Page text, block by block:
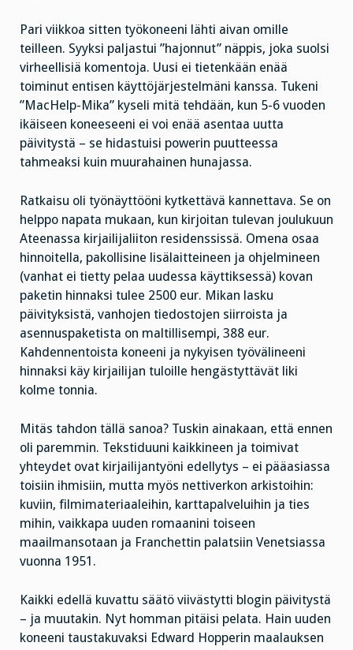
Pari viikkoa sitten työkoneeni lähti aivan omille
teilleen. Syyksi paljastui ”hajonnut” näppis, joka suolsi
virheellisiä komentoja. Uusi ei tietenkään enää
toiminut entisen käyttöjärjestelmäni kanssa. Tukeni
”MacHelp-Mika” kyseli mitä tehdään, kun 5-6 vuoden
ikäiseen koneeseeni ei voi enää asentaa uutta
päivitystä – se hidastuisi powerin puutteessa
tahmeaksi kuin muurahainen hunajassa.
Ratkaisu oli työnäyttööni kytkettävä kannettava. Se on
helppo napata mukaan, kun kirjoitan tulevan joulukuun
Ateenassa kirjailijaliiton residenssissä. Omena osaa
hinnoitella, pakollisine lisälaitteineen ja ohjelmineen
(vanhat ei tietty pelaa uudessa käyttiksessä) kovan
paketin hinnaksi tulee 2500 eur. Mikan lasku
päivityksistä, vanhojen tiedostojen siirroista ja
asennuspaketista on maltillisempi, 388 eur.
Kahdennentoista koneeni ja nykyisen työvälineeni
hinnaksi käy kirjailijan tuloille hengästyttävät liki
kolme tonnia.
Mitäs tahdon tällä sanoa? Tuskin ainakaan, että ennen
oli paremmin. Tekstiduuni kaikkineen ja toimivat
yhteydet ovat kirjailijantyöni edellytys – ei pääasiassa
toisiin ihmisiin, mutta myös nettiverkon arkistoihin:
kuviin, filmimateriaaleihin, karttapalveluihin ja ties
mihin, vaikkapa uuden romaanini toiseen
maailmansotaan ja Franchettin palatsiin Venetsiassa
vuonna 1951.
Kaikki edellä kuvattu säätö viivästytti blogin päivitystä
– ja muutakin. Nyt homman pitäisi pelata. Hain uuden
koneeni taustakuvaksi Edward Hopperin maalauksen